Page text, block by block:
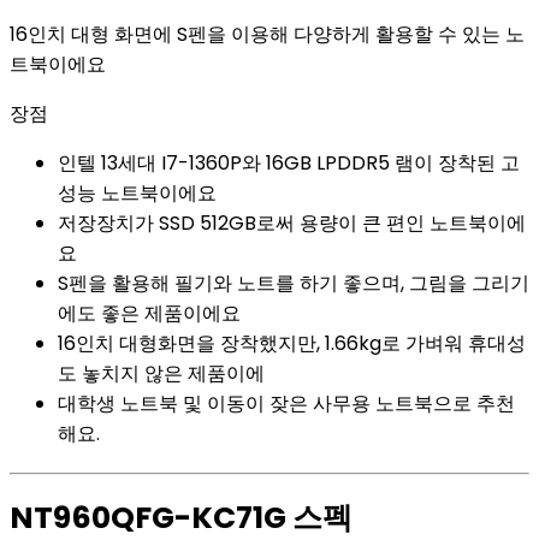
16인치 대형 화면에 S펜을 이용해 다양하게 활용할 수 있는 노
트북이에요
장점
인텔 13세대 I7-1360P와 16GB LPDDR5 램이 장착된 고
성능 노트북이에요
저장장치가 SSD 512GB로써 용량이 큰 편인 노트북이에
요
S펜을 활용해 필기와 노트를 하기 좋으며, 그림을 그리기
에도 좋은 제품이에요
16인치 대형화면을 장착했지만, 1.66kg로 가벼워 휴대성
도 놓치지 않은 제품이에
대학생 노트북 및 이동이 잦은 사무용 노트북으로 추천
해요.
NT960QFG-KC71G 스펙